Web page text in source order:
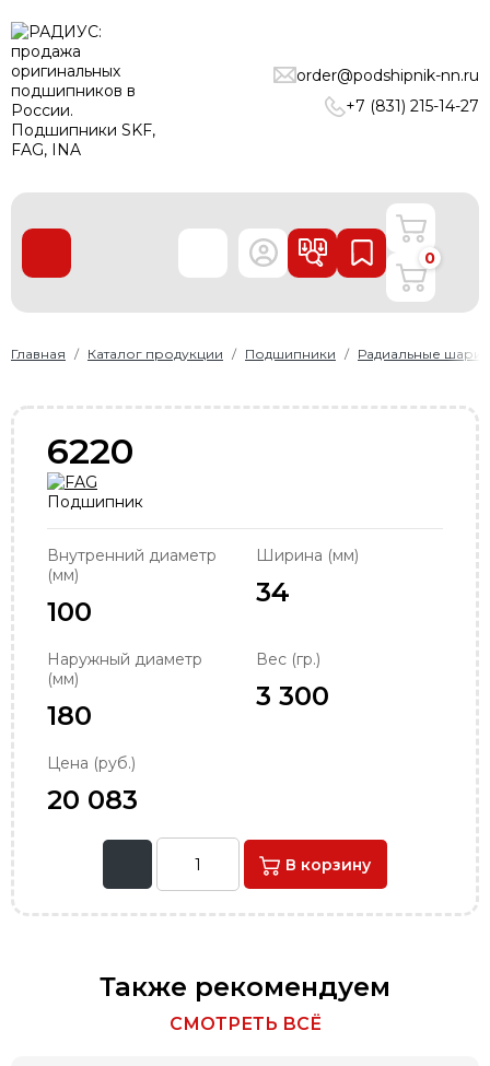
order@podshipnik-nn.ru
+7 (831) 215-14-27
ПОДШИПНИКИ
ЛИНЕЙНЫЕ ТЕХНОЛОГИИ
РЕМНИ
О нас
Доставка и оплата
+7 (831) 215-14-27
order@podshipnik-nn.ru
0
Главная Каталог продукции Подшипники Радиальные
6220
Подшипник
Внутренний диаметр
(мм)
100
Ширина (мм)
34
Наружный диаметр
(мм)
180
Вес (гр.)
3 300
Цена (руб.)
20 083
В корзину
Также рекомендуем
СМОТРЕТЬ ВСЁ